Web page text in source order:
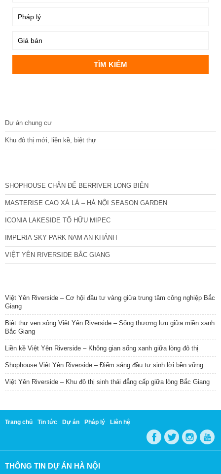
Dự án chung cư
Khu đô thị mới, liền kề, biệt thự
SHOPHOUSE CHÂN ĐẾ BERRIVER LONG BIÊN
MASTERISE CAO XÀ LÁ – HÀ NỘI SEASON GARDEN
ICONIA LAKESIDE TỐ HỮU MIPEC
IMPERIA SKY PARK NAM AN KHÁNH
VIỆT YÊN RIVERSIDE BẮC GIANG
Việt Yên Riverside – Cơ hội đầu tư vàng giữa trung tâm công nghiệp Bắc
Giang
Biệt thự ven sông Việt Yên Riverside – Sống thượng lưu giữa miền xanh
Bắc Giang
Liền kề Việt Yên Riverside – Không gian sống xanh giữa lòng đô thị
Shophouse Việt Yên Riverside – Điểm sáng đầu tư sinh lời bền vững
Việt Yên Riverside – Khu đô thị sinh thái đẳng cấp giữa lòng Bắc Giang
Trang chủ Tin tức Dự án Pháp lý Liên hệ
THÔNG TIN DỰ ÁN HÀ NỘI